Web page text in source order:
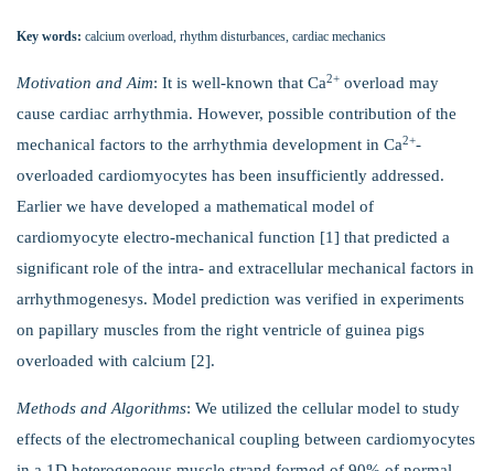
Key words: calcium overload, rhythm disturbances, cardiac mechanics
Motivation and Aim: It is well-known that Ca2+ overload may
cause cardiac arrhythmia. However, possible contribution of the
mechanical factors to the arrhythmia development in Ca2+-
overloaded cardiomyocytes has been insufficiently addressed.
Earlier we have developed a mathematical model of
cardiomyocyte electro-mechanical function [1] that predicted a
significant role of the intra- and extracellular mechanical factors in
arrhythmogenesys. Model prediction was verified in experiments
on papillary muscles from the right ventricle of guinea pigs
overloaded with calcium [2].
Methods and Algorithms: We utilized the cellular model to study
effects of the electromechanical coupling between cardiomyocytes